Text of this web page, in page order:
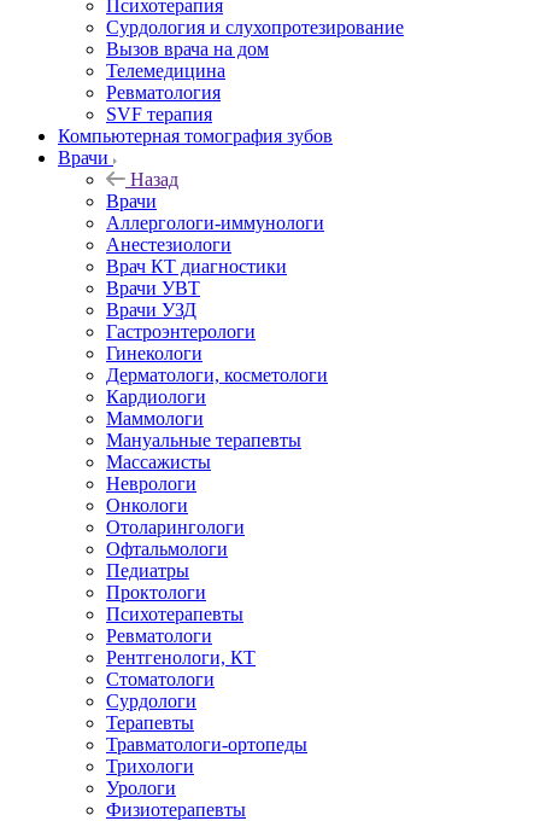
Психотерапия
Сурдология и слухопротезирование
Вызов врача на дом
Телемедицина
Ревматология
SVF терапия
Компьютерная томография зубов
Врачи
Назад
Врачи
Аллергологи-иммунологи
Анестезиологи
Врач КТ диагностики
Врачи УВТ
Врачи УЗД
Гастроэнтерологи
Гинекологи
Дерматологи, косметологи
Кардиологи
Маммологи
Мануальные терапевты
Массажисты
Неврологи
Онкологи
Отоларингологи
Офтальмологи
Педиатры
Проктологи
Психотерапевты
Ревматологи
Рентгенологи, КТ
Стоматологи
Сурдологи
Терапевты
Травматологи-ортопеды
Трихологи
Урологи
Физиотерапевты